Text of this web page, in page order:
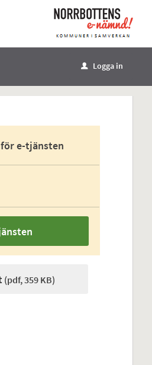
u Logga in
e-tjänsten
(pdf, 359 KB)